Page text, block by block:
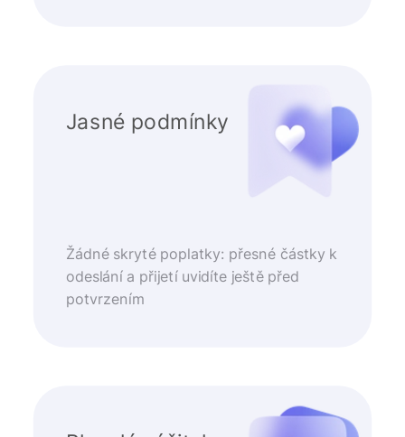
Jasné podmínky
Žádné skryté poplatky: přesné částky k
odeslání a přijetí uvidíte ještě před
potvrzením